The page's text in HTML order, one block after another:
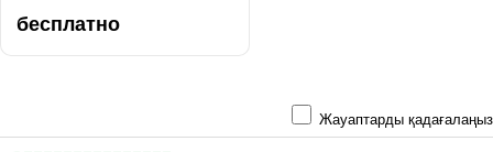
бесплатно
Жауаптарды қадағалаңыз